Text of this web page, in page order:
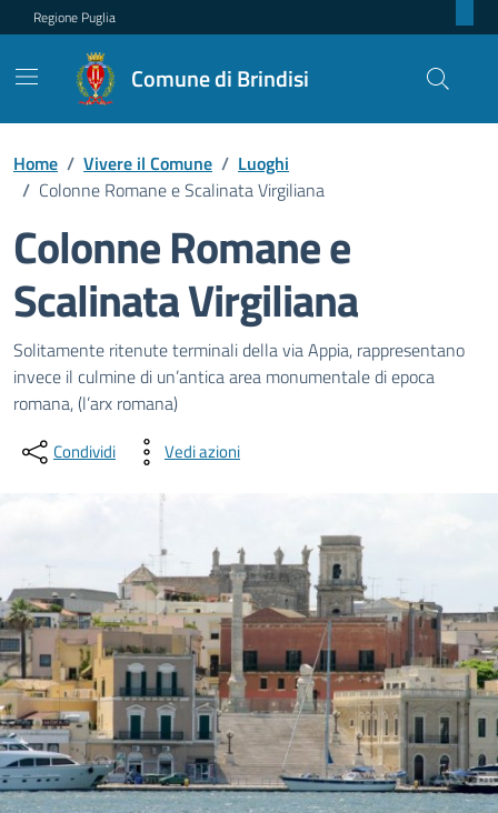
Regione Puglia
Comune di Brindisi
Home / Vivere il Comune / Luoghi
/ Colonne Romane e Scalinata Virgiliana
Colonne Romane e
Scalinata Virgiliana
Dettagli del luogo
Solitamente ritenute terminali della via Appia, rappresentano
invece il culmine di un’antica area monumentale di epoca
romana, (l’arx romana)
Condividi Vedi azioni